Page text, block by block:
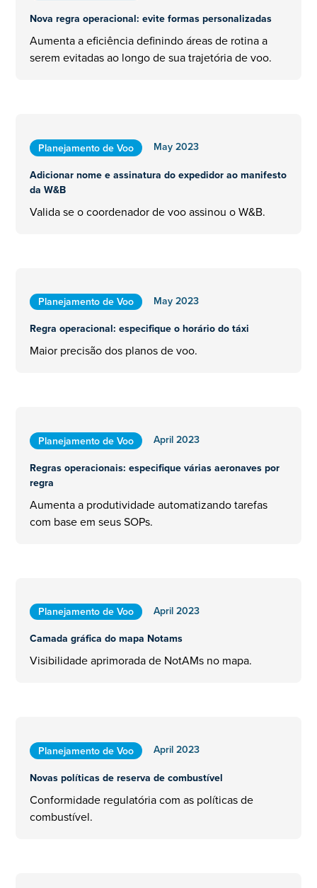
Nova regra operacional: evite formas personalizadas
Aumenta a eficiência definindo áreas de rotina a
serem evitadas ao longo de sua trajetória de voo.
Planejamento de Voo
May 2023
Adicionar nome e assinatura do expedidor ao manifesto
da W&B
Valida se o coordenador de voo assinou o W&B.
Planejamento de Voo
May 2023
Regra operacional: especifique o horário do táxi
Maior precisão dos planos de voo.
Planejamento de Voo
April 2023
Regras operacionais: especifique várias aeronaves por
regra
Aumenta a produtividade automatizando tarefas
com base em seus SOPs.
Planejamento de Voo
April 2023
Camada gráfica do mapa Notams
Visibilidade aprimorada de NotAMs no mapa.
Planejamento de Voo
April 2023
Novas políticas de reserva de combustível
Conformidade regulatória com as políticas de
combustível.